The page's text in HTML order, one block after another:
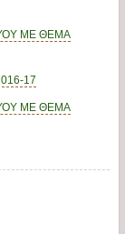
ΜΕ ΘΕΜΑ
17
ΜΕ ΘΕΜΑ